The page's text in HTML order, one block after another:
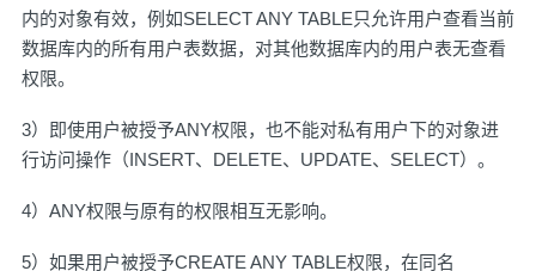
内的对象有效，例如SELECT ANY TABLE只允许用户查看当前
数据库内的所有用户表数据，对其他数据库内的用户表无查看
权限。
3）即使用户被授予ANY权限，也不能对私有用户下的对象进
行访问操作（INSERT、DELETE、UPDATE、SELECT）。
4）ANY权限与原有的权限相互无影响。
5）如果用户被授予CREATE ANY TABLE权限，在同名